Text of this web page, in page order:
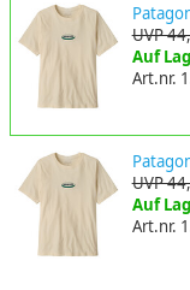
UVP
Auf
Art.nr.
UVP
Auf
Art.nr.